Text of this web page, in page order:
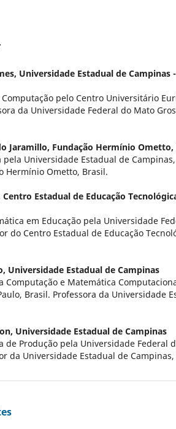
Universidade Estadual de Campinas -
pelo Centro Universitário
da Universidade Federal do Mato
Jaramillo, Fundação Hermínio Ometto,
Universidade Estadual de
Hermínio Ometto, Brasil.
Centro Estadual de Educação
em Educação pela Universidade
do Centro Estadual de Educação
Universidade Estadual de Campinas
Computação e Matemática
Brasil. Professora da Universidade
Universidade Estadual de Campinas
de Produção pela Universidade Federal
da Universidade Estadual de